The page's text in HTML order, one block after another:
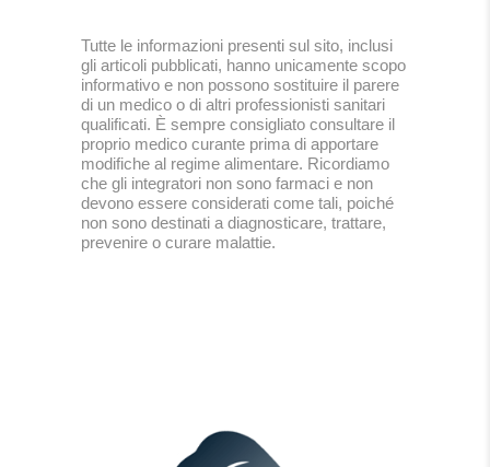
Tutte le informazioni presenti sul sito, inclusi
gli articoli pubblicati, hanno unicamente scopo
informativo e non possono sostituire il parere
di un medico o di altri professionisti sanitari
qualificati. È sempre consigliato consultare il
proprio medico curante prima di apportare
modifiche al regime alimentare. Ricordiamo
che gli integratori non sono farmaci e non
devono essere considerati come tali, poiché
non sono destinati a diagnosticare, trattare,
prevenire o curare malattie.